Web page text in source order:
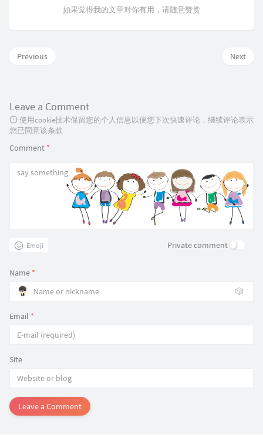
如果觉得我的文章对你有用，请随意赞赏
Next
Previous
Leave a Comment
使用cookie技术保留您的个人信息以便您下次快速评论，继续评论表示
您已同意该条款
Comment *
Emoji Private comment
Name *
🎲
Email *
Site
Leave a Comment